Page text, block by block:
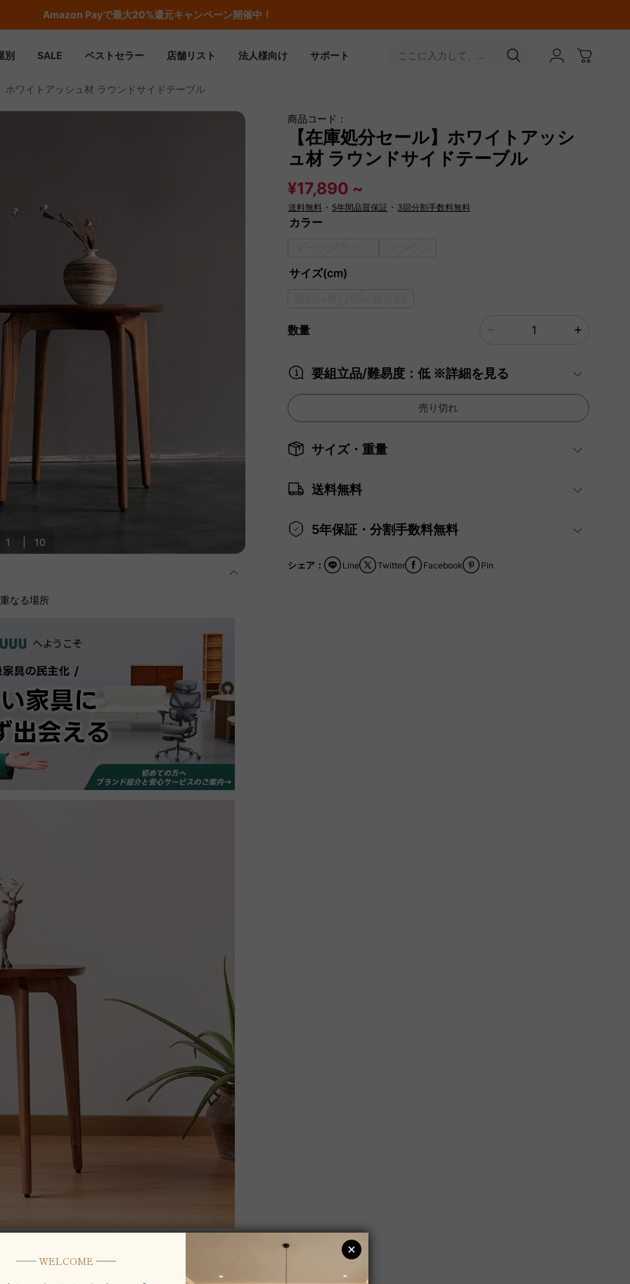
Amazon Payで最大20%還元キャンペーン開催中！
別 SALE ベストセラー 店舗リスト 法人様向け サポート
ここに入力して、
ホワイトアッシュ材 ラウンドサイドテーブル
1 10
なる場所
商品コード：
【在庫処分セール】ホワイトアッシ
ュ材 ラウンドサイドテーブル
¥17,890 ~
送料無料 ・ 5年間品質保証 ・ 3回分割手数料無料
カラー
サイズ(cm)
数量
要組立品/難易度：低 ※詳細を見る
売り切れ
サイズ・重量
送料無料
5年保証・分割手数料無料
シェア： Facebook
Twitter Pin
Line